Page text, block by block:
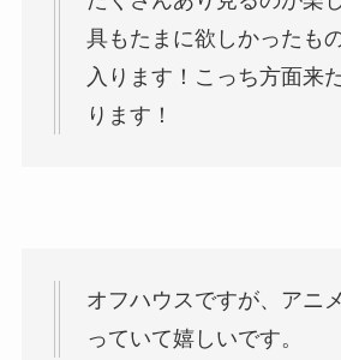
具もたまに欲しかったも
入ります！こっち方面来
ります！
オフハウスですが、アニ
っていて嬉しいです。